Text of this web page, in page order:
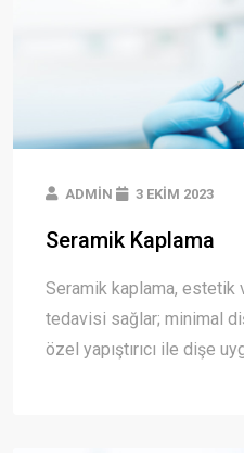
ADMIN 3 EKIM 2023
Seramik Kaplama
Seramik kaplama, estetik
tedavisi sağlar; minimal
özel yapıştırıcı ile dişe